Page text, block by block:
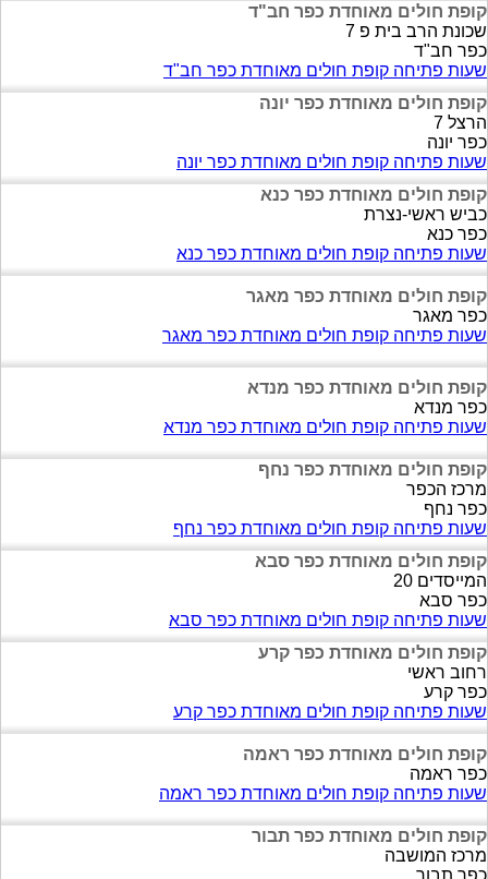
קופת חולים מאוחדת כפר חב"ד
שכונת הרב בית פ 7
כפר חב"ד
שעות פתיחה קופת חולים מאוחדת כפר חב"ד
קופת חולים מאוחדת כפר יונה
הרצל 7
כפר יונה
שעות פתיחה קופת חולים מאוחדת כפר יונה
קופת חולים מאוחדת כפר כנא
כביש ראשי-נצרת
כפר כנא
שעות פתיחה קופת חולים מאוחדת כפר כנא
קופת חולים מאוחדת כפר מאגר
כפר מאגר
שעות פתיחה קופת חולים מאוחדת כפר מאגר
קופת חולים מאוחדת כפר מנדא
כפר מנדא
שעות פתיחה קופת חולים מאוחדת כפר מנדא
קופת חולים מאוחדת כפר נחף
מרכז הכפר
כפר נחף
שעות פתיחה קופת חולים מאוחדת כפר נחף
קופת חולים מאוחדת כפר סבא
המייסדים 20
כפר סבא
שעות פתיחה קופת חולים מאוחדת כפר סבא
קופת חולים מאוחדת כפר קרע
רחוב ראשי
כפר קרע
שעות פתיחה קופת חולים מאוחדת כפר קרע
קופת חולים מאוחדת כפר ראמה
כפר ראמה
שעות פתיחה קופת חולים מאוחדת כפר ראמה
קופת חולים מאוחדת כפר תבור
מרכז המושבה
כפר תבור